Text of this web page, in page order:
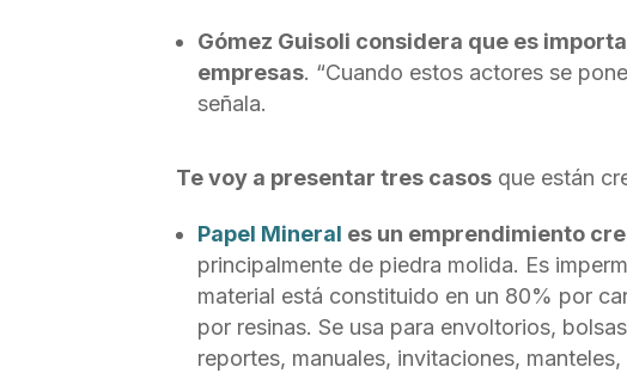
Gómez Guisoli considera que es
empresas. “Cuando estos actores se
señala.
Te voy a presentar tres casos que están
Papel Mineral es un emprendimiento
principalmente de piedra molida. Es
material está constituido en un 80% por
por resinas. Se usa para envoltorios,
reportes, manuales, invitaciones,